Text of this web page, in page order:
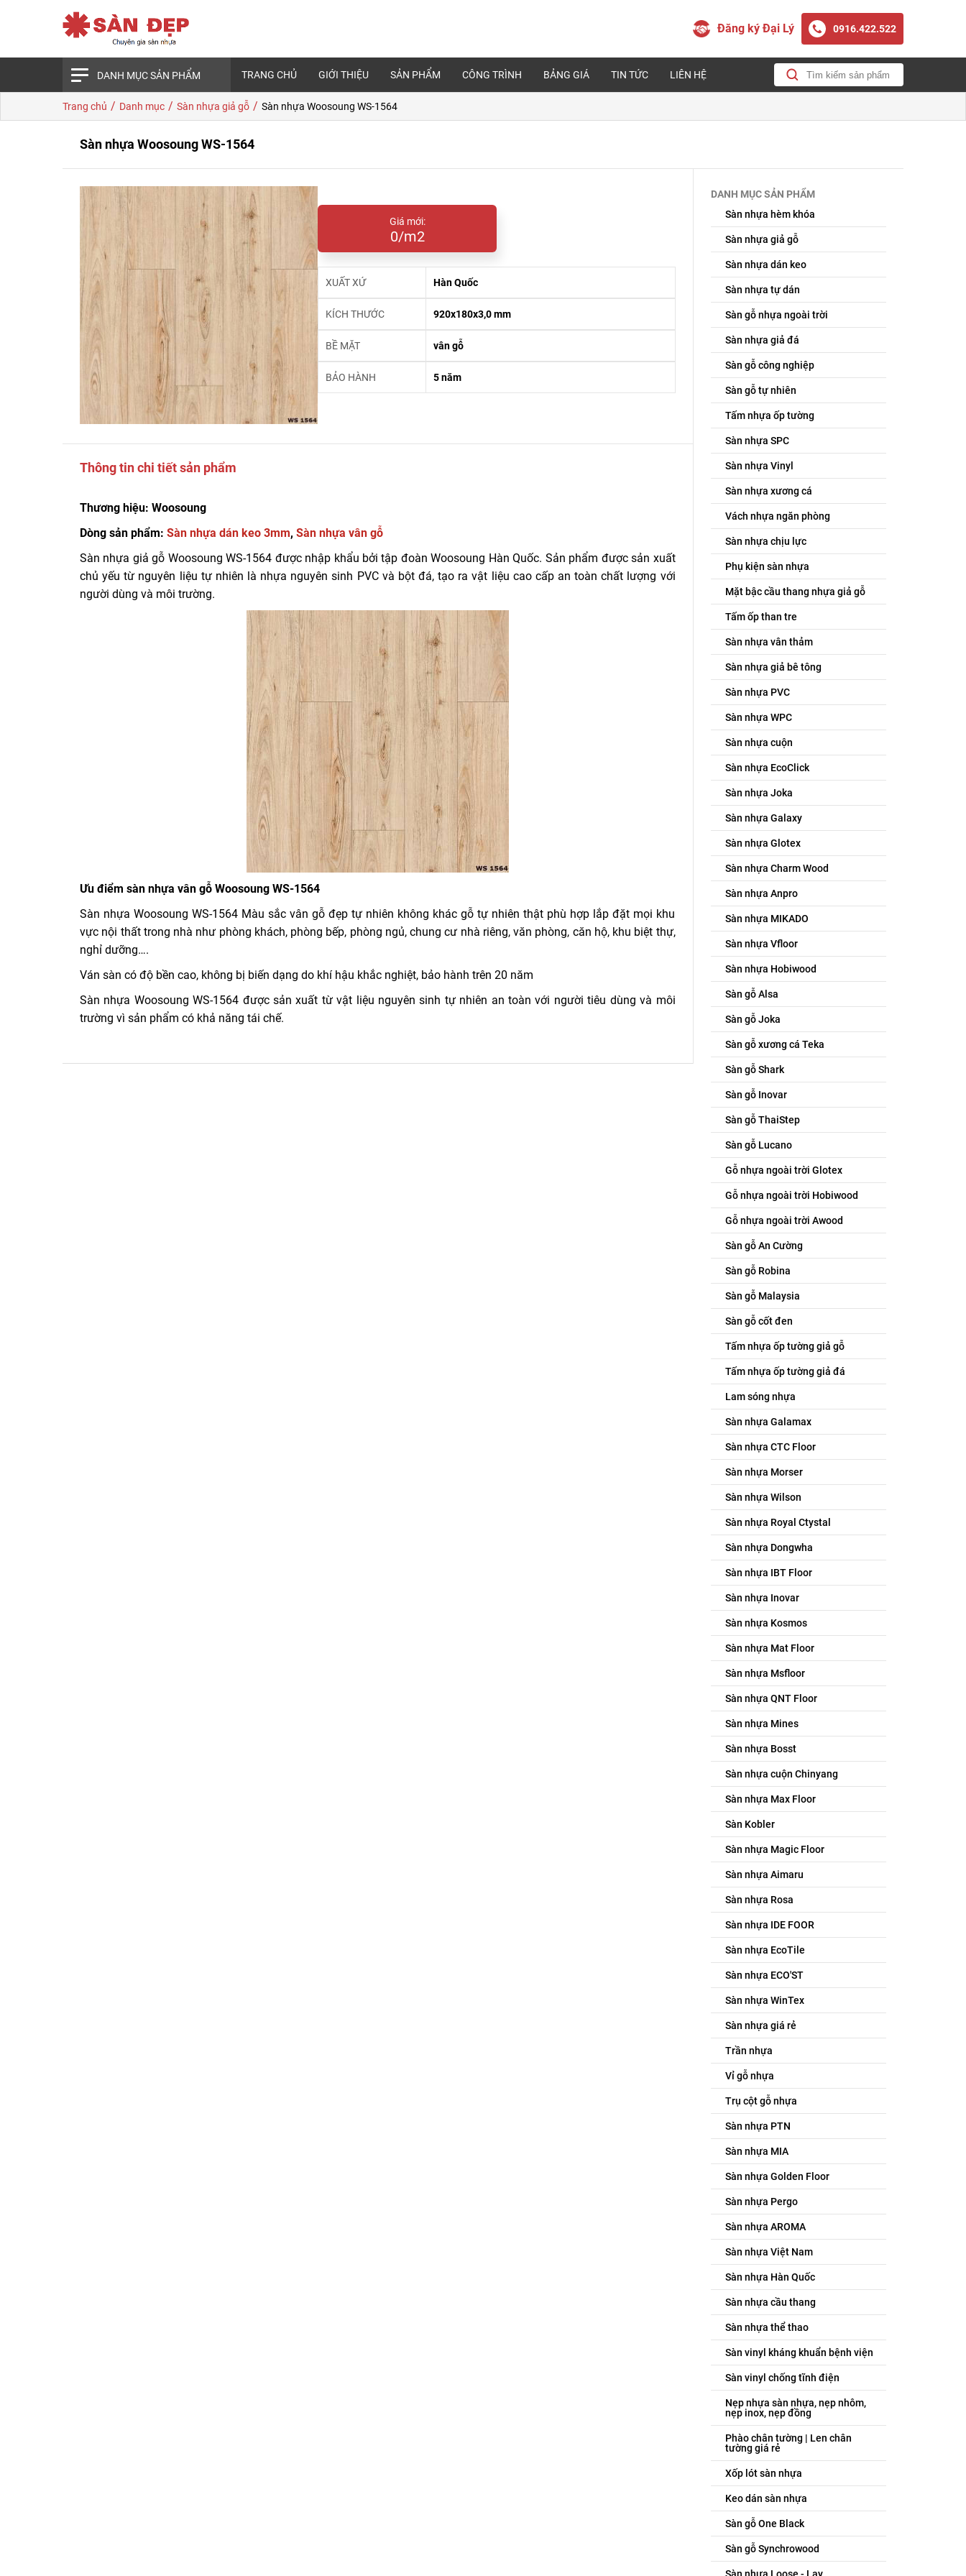
Đăng ký Đại Lý 0916.422.522
DANH MỤC SẢN PHẨM TRANG CHỦ GIỚI THIỆU SẢN PHẨM CÔNG TRÌNH BẢNG GIÁ TIN TỨC LIÊN HỆ
Trang chủ / Danh mục / Sàn nhựa giả gỗ / Sàn nhựa Woosoung WS-1564
Sàn nhựa Woosoung WS-1564
Giá mới:
0/m2
XUẤT XỨ Hàn Quốc
KÍCH THƯỚC 920x180x3,0 mm
BỀ MẶT vân gỗ
BẢO HÀNH 5 năm
Thông tin chi tiết sản phẩm
Thương hiệu: Woosoung
Dòng sản phẩm: Sàn nhựa dán keo 3mm, Sàn nhựa vân gỗ
Sàn nhựa giả gỗ Woosoung WS-1564 được nhập khẩu bởi tập đoàn Woosoung Hàn Quốc. Sản phẩm được sản xuất
chủ yếu từ nguyên liệu tự nhiên là nhựa nguyên sinh PVC và bột đá, tạo ra vật liệu cao cấp an toàn chất lượng với
người dùng và môi trường.
Ưu điểm sàn nhựa vân gỗ Woosoung WS-1564
Sàn nhựa Woosoung WS-1564 Màu sắc vân gỗ đẹp tự nhiên không khác gỗ tự nhiên thật phù hợp lắp đặt mọi khu
vực nội thất trong nhà như phòng khách, phòng bếp, phòng ngủ, chung cư nhà riêng, văn phòng, căn hộ, khu biệt thự,
nghỉ dưỡng….
Ván sàn có độ bền cao, không bị biến dạng do khí hậu khắc nghiệt, bảo hành trên 20 năm
Sàn nhựa Woosoung WS-1564 được sản xuất từ vật liệu nguyên sinh tự nhiên an toàn với người tiêu dùng và môi
trường vì sản phẩm có khả năng tái chế.
DANH MỤC SẢN PHẨM
Sàn nhựa hèm khóa
Sàn nhựa giả gỗ
Sàn nhựa dán keo
Sàn nhựa tự dán
Sàn gỗ nhựa ngoài trời
Sàn nhựa giả đá
Sàn gỗ công nghiệp
Sàn gỗ tự nhiên
Tấm nhựa ốp tường
Sàn nhựa SPC
Sàn nhựa Vinyl
Sàn nhựa xương cá
Vách nhựa ngăn phòng
Sàn nhựa chịu lực
Phụ kiện sàn nhựa
Mặt bậc cầu thang nhựa giả gỗ
Tấm ốp than tre
Sàn nhựa vân thảm
Sàn nhựa giả bê tông
Sàn nhựa PVC
Sàn nhựa WPC
Sàn nhựa cuộn
Sàn nhựa EcoClick
Sàn nhựa Joka
Sàn nhựa Galaxy
Sàn nhựa Glotex
Sàn nhựa Charm Wood
Sàn nhựa Anpro
Sàn nhựa MIKADO
Sàn nhựa Vfloor
Sàn nhựa Hobiwood
Sàn gỗ Alsa
Sàn gỗ Joka
Sàn gỗ xương cá Teka
Sàn gỗ Shark
Sàn gỗ Inovar
Sàn gỗ ThaiStep
Sàn gỗ Lucano
Gỗ nhựa ngoài trời Glotex
Gỗ nhựa ngoài trời Hobiwood
Gỗ nhựa ngoài trời Awood
Sàn gỗ An Cường
Sàn gỗ Robina
Sàn gỗ Malaysia
Sàn gỗ cốt đen
Tấm nhựa ốp tường giả gỗ
Tấm nhựa ốp tường giả đá
Lam sóng nhựa
Sàn nhựa Galamax
Sàn nhựa CTC Floor
Sàn nhựa Morser
Sàn nhựa Wilson
Sàn nhựa Royal Ctystal
Sàn nhựa Dongwha
Sàn nhựa IBT Floor
Sàn nhựa Inovar
Sàn nhựa Kosmos
Sàn nhựa Mat Floor
Sàn nhựa Msfloor
Sàn nhựa QNT Floor
Sàn nhựa Mines
Sàn nhựa Bosst
Sàn nhựa cuộn Chinyang
Sàn nhựa Max Floor
Sàn Kobler
Sàn nhựa Magic Floor
Sàn nhựa Aimaru
Sàn nhựa Rosa
Sàn nhựa IDE FOOR
Sàn nhựa EcoTile
Sàn nhựa ECO'ST
Sàn nhựa WinTex
Sàn nhựa giá rẻ
Trần nhựa
Vỉ gỗ nhựa
Trụ cột gỗ nhựa
Sàn nhựa PTN
Sàn nhựa MIA
Sàn nhựa Golden Floor
Sàn nhựa Pergo
Sàn nhựa AROMA
Sàn nhựa Việt Nam
Sàn nhựa Hàn Quốc
Sàn nhựa cầu thang
Sàn nhựa thể thao
Sàn vinyl kháng khuẩn bệnh viện
Sàn vinyl chống tĩnh điện
Nẹp nhựa sàn nhựa, nẹp nhôm,
nẹp inox, nẹp đồng
Phào chân tường | Len chân
tường giá rẻ
Xốp lót sàn nhựa
Keo dán sàn nhựa
Sàn gỗ One Black
Sàn gỗ Synchrowood